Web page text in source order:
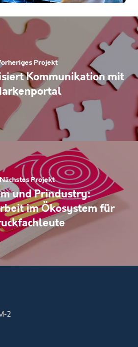
Projekt
Kommunikation mit
Projekt
und Prindustry:
im Ökosystem für
2